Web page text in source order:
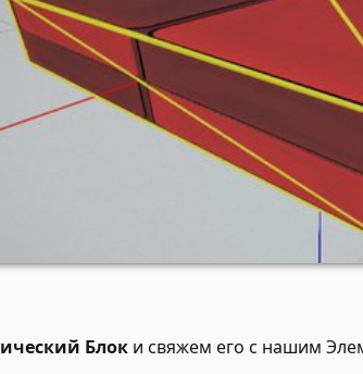
Блок и свяжем его с нашим